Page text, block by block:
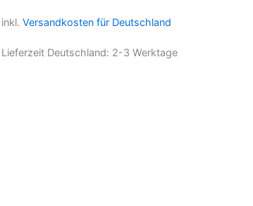
inkl. Versandkosten für Deutschland
Lieferzeit Deutschland: 2-3 Werktage